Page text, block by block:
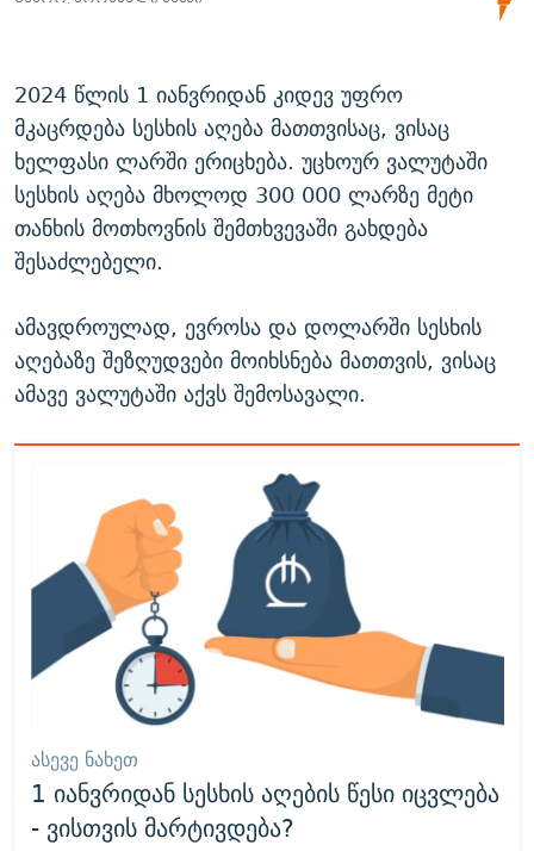
2024 წლის 1 იანვრიდან კიდევ უფრო
მკაცრდება სესხის აღება მათთვისაც, ვისაც
ხელფასი ლარში ერიცხება. უცხოურ ვალუტაში
სესხის აღება მხოლოდ 300 000 ლარზე მეტი
თანხის მოთხოვნის შემთხვევაში გახდება
შესაძლებელი.
ამავდროულად, ევროსა და დოლარში სესხის
აღებაზე შეზღუდვები მოიხსნება მათთვის, ვისაც
ამავე ვალუტაში აქვს შემოსავალი.
ᲐᲡᲔᲕᲔ ᲜᲐᲮᲔᲗ
1 იანვრიდან სესხის აღების წესი იცვლება
- ვისთვის მარტივდება?